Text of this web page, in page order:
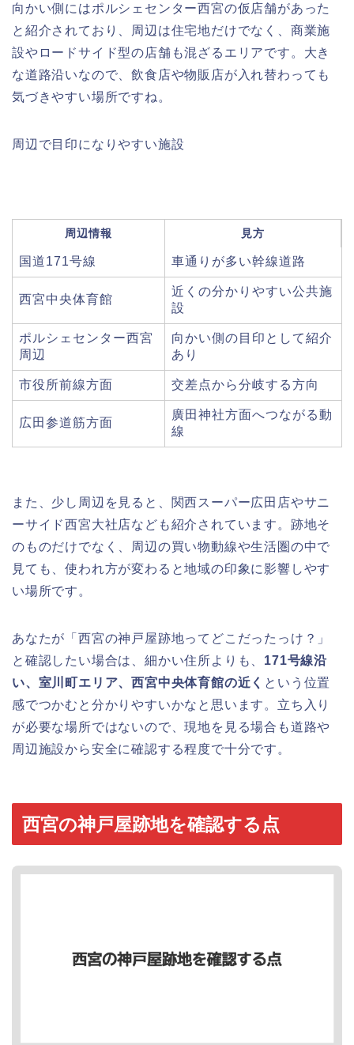
向かい側にはポルシェセンター西宮の仮店舗があった
と紹介されており、周辺は住宅地だけでなく、商業施
設やロードサイド型の店舗も混ざるエリアです。大き
な道路沿いなので、飲食店や物販店が入れ替わっても
気づきやすい場所ですね。
周辺で目印になりやすい施設
周辺情報 見方
国道171号線 車通りが多い幹線道路
西宮中央体育館
近くの分かりやすい公共施
設
ポルシェセンター西宮
周辺
向かい側の目印として紹介
あり
市役所前線方面 交差点から分岐する方向
広田参道筋方面
廣田神社方面へつながる動
線
また、少し周辺を見ると、関西スーパー広田店やサニ
ーサイド西宮大社店なども紹介されています。跡地そ
のものだけでなく、周辺の買い物動線や生活圏の中で
見ても、使われ方が変わると地域の印象に影響しやす
い場所です。
あなたが「西宮の神戸屋跡地ってどこだったっけ？」
と確認したい場合は、細かい住所よりも、 171号線沿
い、室川町エリア、西宮中央体育館の近く という位置
感でつかむと分かりやすいかなと思います。立ち入り
が必要な場所ではないので、現地を見る場合も道路や
周辺施設から安全に確認する程度で十分です。
西宮の神戸屋跡地を確認する点